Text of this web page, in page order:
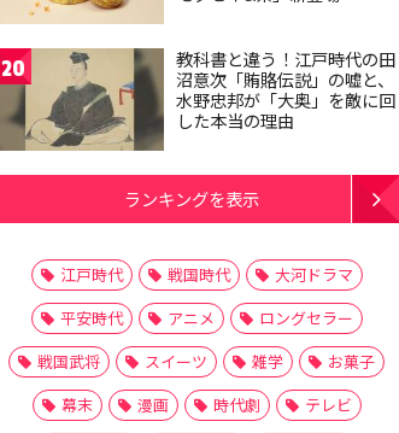
20
教科書と違う！江戸時代の田
沼意次「賄賂伝説」の嘘と、
水野忠邦が「大奥」を敵に回
した本当の理由
ランキングを表示
江戸時代 戦国時代
大河ドラマ
平安時代
アニメ
ロングセラー
戦国武将
スイーツ 雑学
お菓子
幕末
漫画 時代劇
テレビ